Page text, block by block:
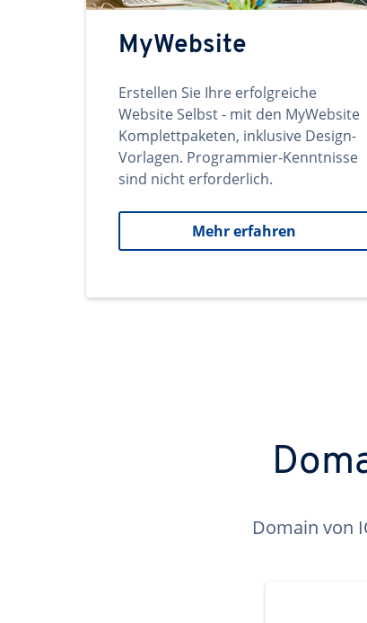
MyWebsite
Erstellen Sie Ihre erfolgreiche
Website Selbst - mit den MyWebsite
Komplettpaketen, inklusive Design-
Vorlagen. Programmier-Kenntnisse
sind nicht erforderlich.
Mehr erfahren
Domain von